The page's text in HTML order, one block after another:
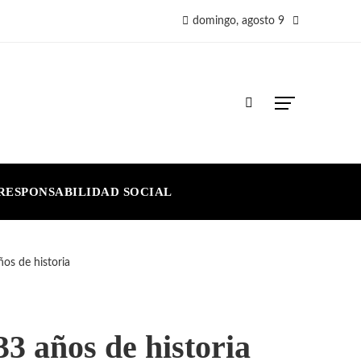
domingo, agosto 9
SOCIAL
de historia
años de historia